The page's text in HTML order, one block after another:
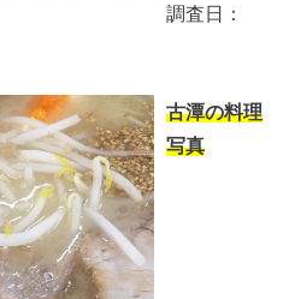
調査日：
古潭の料理
写真